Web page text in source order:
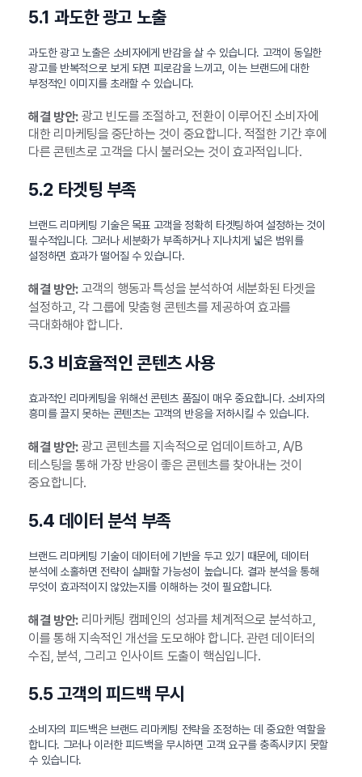
5.1 과도한 광고 노출
과도한 광고 노출은 소비자에게 반감을 살 수 있습니다. 고객이 동일한
광고를 반복적으로 보게 되면 피로감을 느끼고, 이는 브랜드에 대한
부정적인 이미지를 초래할 수 있습니다.
해결 방안:광고 빈도를 조절하고, 전환이 이루어진 소비자에
대한 리마케팅을 중단하는 것이 중요합니다. 적절한 기간 후에
다른 콘텐츠로 고객을 다시 불러오는 것이 효과적입니다.
5.2 타겟팅 부족
브랜드 리마케팅 기술은 목표 고객을 정확히 타겟팅하여 설정하는 것이
필수적입니다. 그러나 세분화가 부족하거나 지나치게 넓은 범위를
설정하면 효과가 떨어질 수 있습니다.
해결 방안:고객의 행동과 특성을 분석하여 세분화된 타겟을
설정하고, 각 그룹에 맞춤형 콘텐츠를 제공하여 효과를
극대화해야 합니다.
5.3 비효율적인 콘텐츠 사용
효과적인 리마케팅을 위해선 콘텐츠 품질이 매우 중요합니다. 소비자의
흥미를 끌지 못하는 콘텐츠는 고객의 반응을 저하시킬 수 있습니다.
해결 방안:광고 콘텐츠를 지속적으로 업데이트하고, A/B
테스팅을 통해 가장 반응이 좋은 콘텐츠를 찾아내는 것이
중요합니다.
5.4 데이터 분석 부족
브랜드 리마케팅 기술이 데이터에 기반을 두고 있기 때문에, 데이터
분석에 소홀하면 전략이 실패할 가능성이 높습니다. 결과 분석을 통해
무엇이 효과적이지 않았는지를 이해하는 것이 필요합니다.
해결 방안:리마케팅 캠페인의 성과를 체계적으로 분석하고,
이를 통해 지속적인 개선을 도모해야 합니다. 관련 데이터의
수집, 분석, 그리고 인사이트 도출이 핵심입니다.
5.5 고객의 피드백 무시
소비자의 피드백은 브랜드 리마케팅 전략을 조정하는 데 중요한 역할을
합니다. 그러나 이러한 피드백을 무시하면 고객 요구를 충족시키지 못할
수 있습니다.